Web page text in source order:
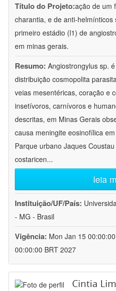
Título do Projeto:ação de um
charantia, e de anti-
primeiro estádio (l1) de
em minas gerais.
Resumo: Angiostrongylus sp.
distribuição cosmopolita
veias mesentéricas, coração e
insetívoros, carnívoros e
descritas, em Minas Gerais
causa meningite eosinofílica
Parque urbano Jaques
costaricen...
leia
Instituição/UF/País:
- MG - Brasil
Vigência: Mon Jan 15
00:00:00 BRT 2027
Cintia